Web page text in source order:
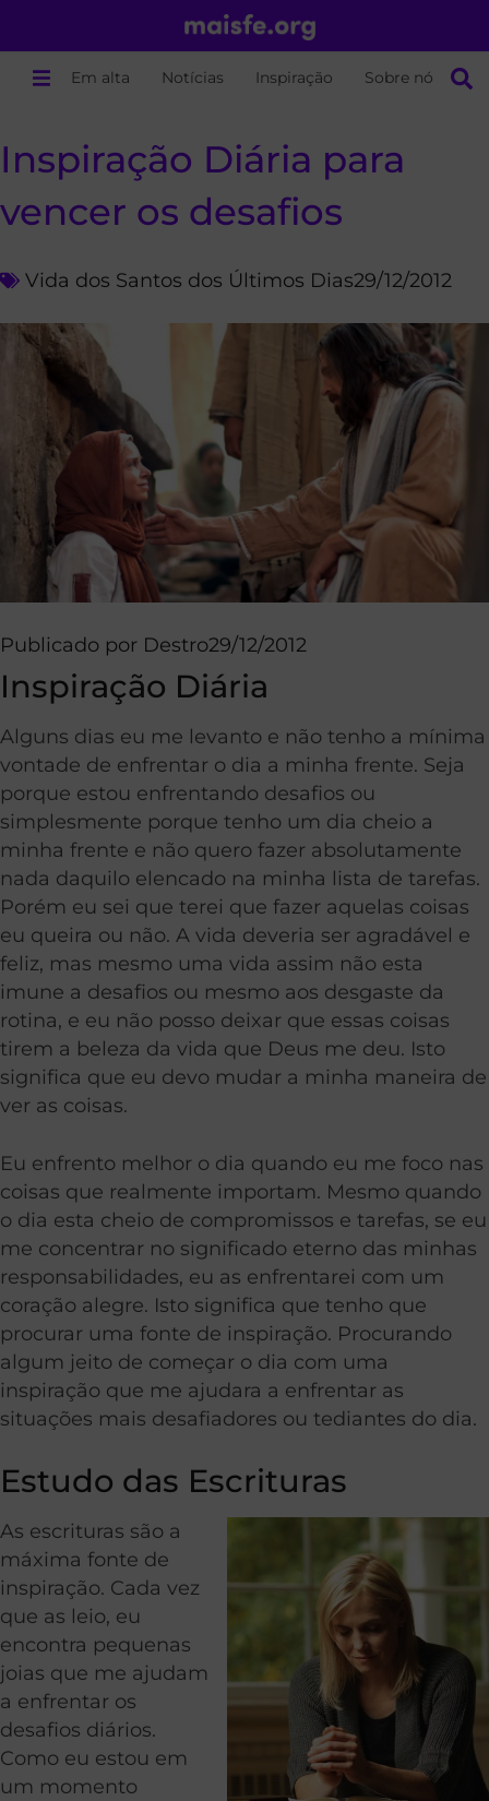
Em alta Notícias Inspiração Sobre nós
Inspiração Diária para
vencer os desafios
Vida dos Santos dos Últimos Dias29/12/2012
Publicado por Destro29/12/2012
Inspiração Diária
Alguns dias eu me levanto e não tenho a mínima
vontade de enfrentar o dia a minha frente. Seja
porque estou enfrentando desafios ou
simplesmente porque tenho um dia cheio a
minha frente e não quero fazer absolutamente
nada daquilo elencado na minha lista de tarefas.
Porém eu sei que terei que fazer aquelas coisas
eu queira ou não. A vida deveria ser agradável e
feliz, mas mesmo uma vida assim não esta
imune a desafios ou mesmo aos desgaste da
rotina, e eu não posso deixar que essas coisas
tirem a beleza da vida que Deus me deu. Isto
significa que eu devo mudar a minha maneira de
ver as coisas.
Eu enfrento melhor o dia quando eu me foco nas
coisas que realmente importam. Mesmo quando
o dia esta cheio de compromissos e tarefas, se eu
me concentrar no significado eterno das minhas
responsabilidades, eu as enfrentarei com um
coração alegre. Isto significa que tenho que
procurar uma fonte de inspiração. Procurando
algum jeito de começar o dia com uma
inspiração que me ajudara a enfrentar as
situações mais desafiadores ou tediantes do dia.
Estudo das Escrituras
As escrituras são a
máxima fonte de
inspiração. Cada vez
que as leio, eu
encontra pequenas
joias que me ajudam
a enfrentar os
desafios diários.
Como eu estou em
um momento